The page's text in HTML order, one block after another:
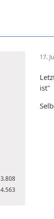
3.808
4.563
17.
ist"